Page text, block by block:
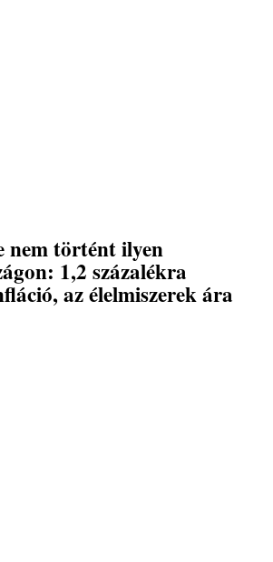
nem történt ilyen
1,2 százalékra
az élelmiszerek ára